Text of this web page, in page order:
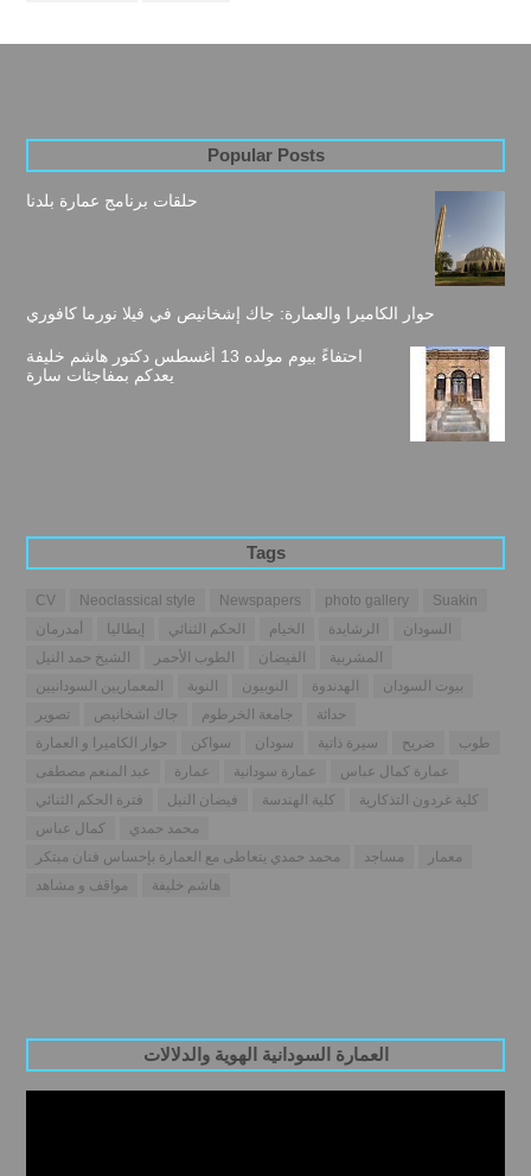
Popular Posts
حلقات برنامج عمارة بلدنا
حوار الكاميرا والعمارة: جاك إشخانيص في فيلا نورما كافوري
احتفاءً بيوم مولده 13 أغسطس دكتور هاشم خليفة
يعدكم بمفاجئات سارة
Tags
CV Neoclassical style Newspapers photo gallery
Suakin
أمدرمان
إيطاليا الحكم الثنائي الخيام الرشايدة
السودان
الشيخ حمد النيل
الطوب الأحمر الفيضان
المشربية
المعماريين السودانيين
النوبة النوبيون الهدندوة
بيوت السودان
تصوير
جاك اشخانيص جامعة الخرطوم
حداثة
حوار الكاميرا و العمارة
سواكن سودان سيرة ذاتية ضريح
طوب
عبد المنعم مصطفى
عمارة عمارة سودانية
عمارة كمال عباس
فترة الحكم الثنائي
فيضان النيل كلية الهندسة
كلية غردون التذكارية
كمال عباس
محمد حمدي
محمد حمدي يتعاطى مع العمارة بإحساس فنان مبتكر
مساجد
معمار
مواقف و مشاهد
هاشم خليفة
العمارة السودانية الهوية والدلالات